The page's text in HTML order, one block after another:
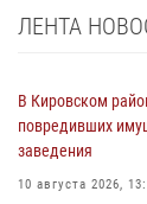
ЛЕНТА
В Кировском
повредивших
заведения
10 августа 2026,